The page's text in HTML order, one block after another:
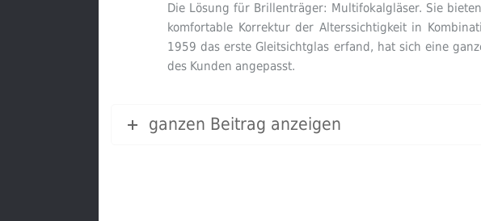
Die Lösung für Brillenträger: Multifokalgläser. Sie
komfortable Korrektur der Alterssichtigkeit in
1959 das erste Gleitsichtglas erfand, hat sich eine
des Kunden angepasst.
ganzen Beitrag anzeigen